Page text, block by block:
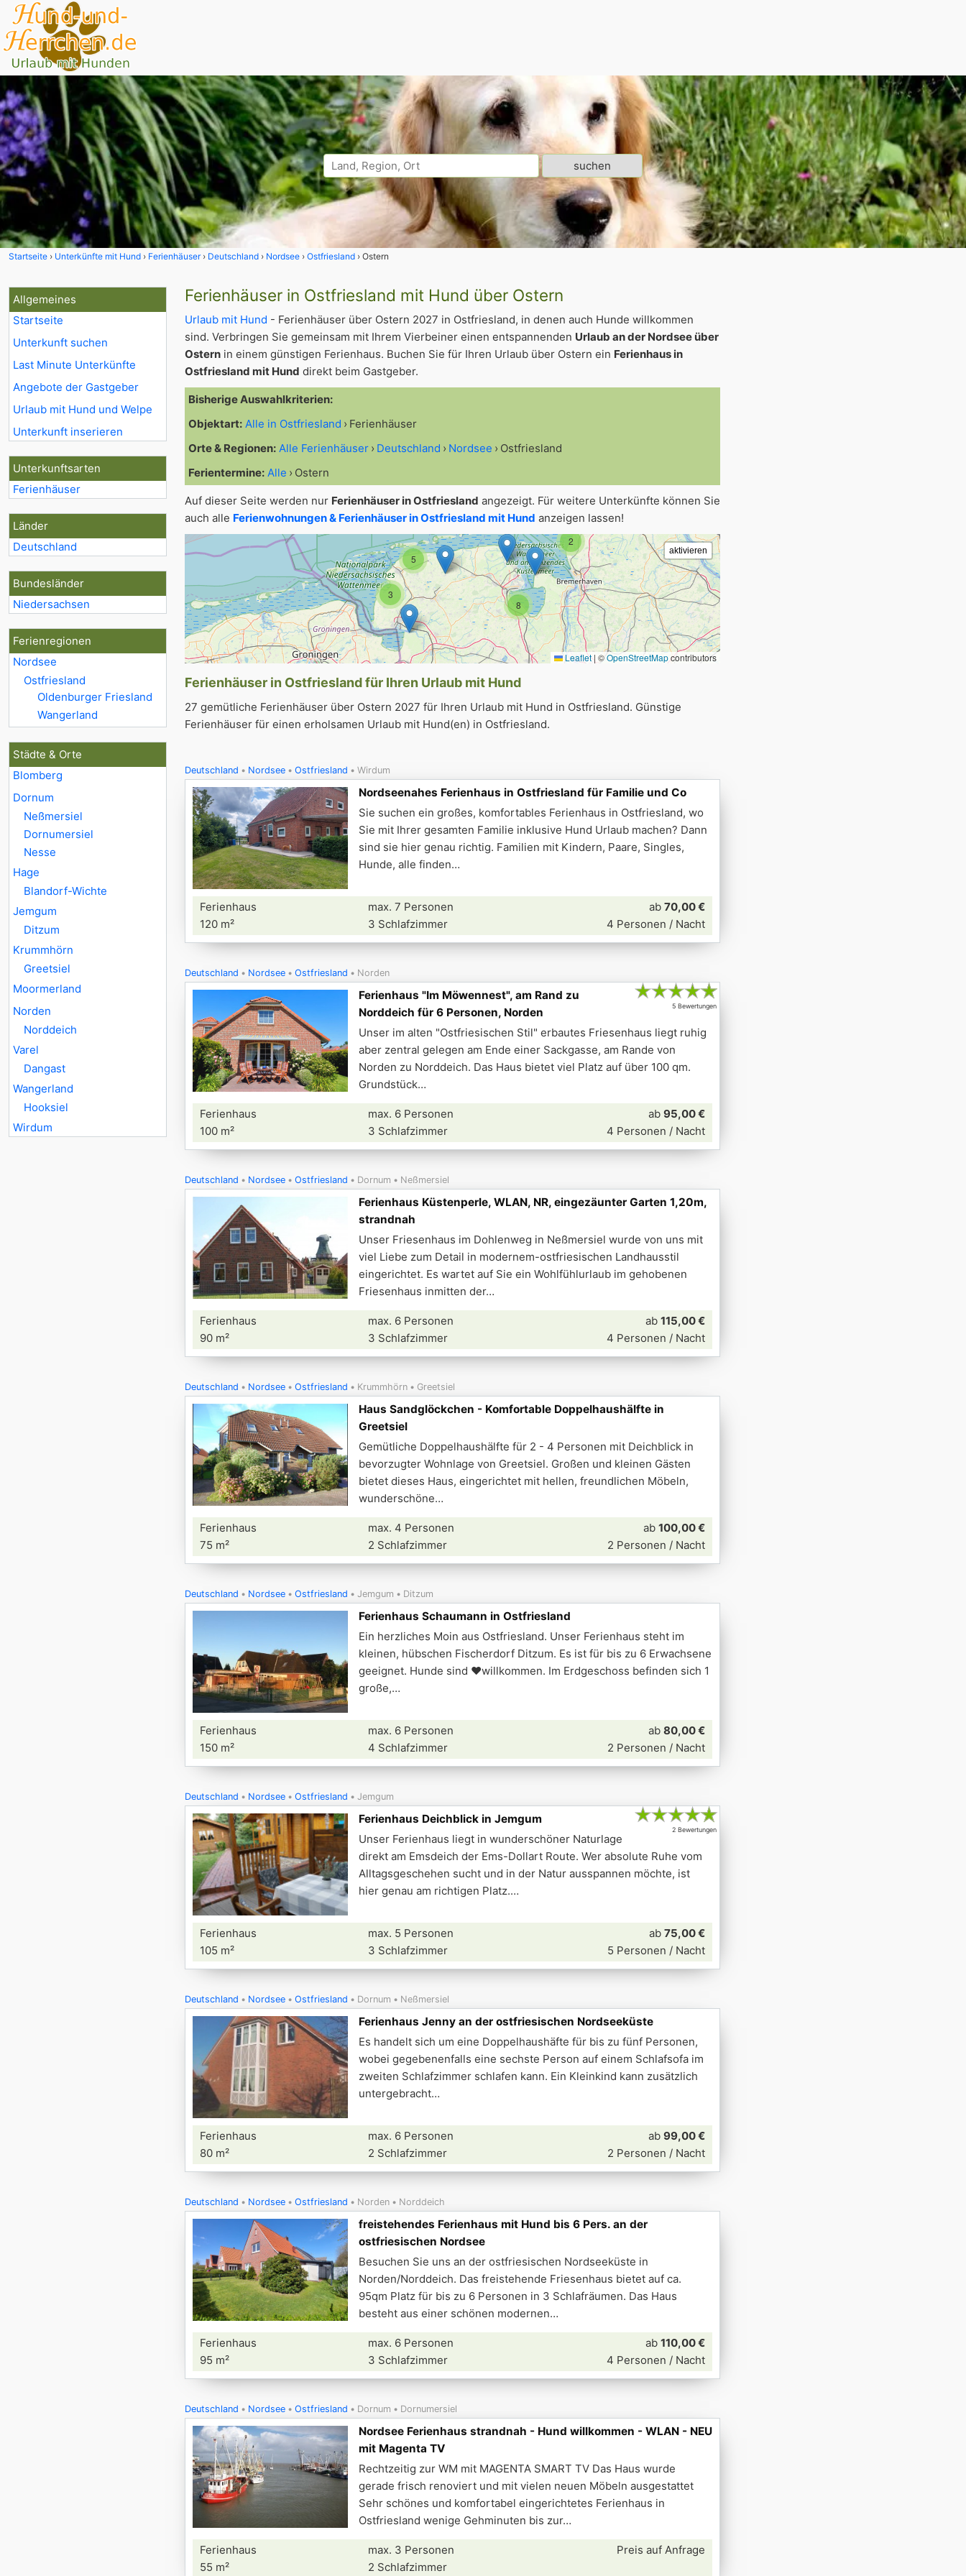
Startseite Unterkünfte mit Hund Ferienhäuser Deutschland Nordsee Ostfriesland Ostern
Allgemeines
Startseite
Unterkunft suchen
Last Minute Unterkünfte
Angebote der Gastgeber
Urlaub mit Hund und Welpe
Unterkunft inserieren
Unterkunftsarten
Ferienhäuser
Länder
Deutschland
Bundesländer
Niedersachsen
Ferienregionen
Nordsee
Ostfriesland
Oldenburger Friesland
Wangerland
Städte & Orte
Blomberg
Dornum
Neßmersiel
Dornumersiel
Nesse
Hage
Blandorf-Wichte
Jemgum
Ditzum
Krummhörn
Greetsiel
Moormerland
Norden
Norddeich
Varel
Dangast
Wangerland
Hooksiel
Wirdum
Ferienhäuser in Ostfriesland mit Hund über Ostern
Urlaub mit Hund - Ferienhäuser über Ostern 2027 in Ostfriesland, in denen auch Hunde willkommen
sind. Verbringen Sie gemeinsam mit Ihrem Vierbeiner einen entspannenden Urlaub an der Nordsee über
Ostern in einem günstigen Ferienhaus. Buchen Sie für Ihren Urlaub über Ostern ein Ferienhaus in
Ostfriesland mit Hund direkt beim Gastgeber.
Bisherige Auswahlkriterien:
Objektart: Alle in Ostfriesland
Ferienhäuser
Orte & Regionen: Alle Ferienhäuser Deutschland Nordsee
Ostfriesland
Ferientermine: Alle Ostern
Auf dieser Seite werden nur Ferienhäuser in Ostfriesland angezeigt. Für weitere Unterkünfte können Sie
auch alle Ferienwohnungen & Ferienhäuser in Ostfriesland mit Hund anzeigen lassen!
2
8
3
5
Leaflet | ©OpenStreetMapcontributors
Ferienhäuser in Ostfriesland für Ihren Urlaub mit Hund
27 gemütliche Ferienhäuser über Ostern 2027 für Ihren Urlaub mit Hund in Ostfriesland. Günstige
Ferienhäuser für einen erholsamen Urlaub mit Hund(en) in Ostfriesland.
Deutschland Nordsee Ostfriesland Wirdum
Nordseenahes Ferienhaus in Ostfriesland für Familie und Co
Sie suchen ein großes, komfortables Ferienhaus in Ostfriesland, wo
Sie mit Ihrer gesamten Familie inklusive Hund Urlaub machen? Dann
sind sie hier genau richtig. Familien mit Kindern, Paare, Singles,
Hunde, alle finden
Ferienhaus
120 m²
max. 7 Personen
3 Schlafzimmer
ab 70,00 €
4 Personen / Nacht
Deutschland Nordsee Ostfriesland Norden
★★★★★
5 Bewertungen
Ferienhaus "Im Möwennest", am Rand zu
Norddeich für 6 Personen, Norden
Unser im alten "Ostfriesischen Stil" erbautes Friesenhaus liegt ruhig
aber zentral gelegen am Ende einer Sackgasse, am Rande von
Norden zu Norddeich. Das Haus bietet viel Platz auf über 100 qm.
Grundstück
Ferienhaus
100 m²
max. 6 Personen
3 Schlafzimmer
ab 95,00 €
4 Personen / Nacht
Deutschland Nordsee Ostfriesland Dornum Neßmersiel
Ferienhaus Küstenperle, WLAN, NR, eingezäunter Garten 1,20m,
strandnah
Unser Friesenhaus im Dohlenweg in Neßmersiel wurde von uns mit
viel Liebe zum Detail in modernem-ostfriesischen Landhausstil
eingerichtet. Es wartet auf Sie ein Wohlfühlurlaub im gehobenen
Friesenhaus inmitten der
Ferienhaus
90 m²
max. 6 Personen
3 Schlafzimmer
ab 115,00 €
4 Personen / Nacht
Deutschland Nordsee Ostfriesland Krummhörn Greetsiel
Haus Sandglöckchen - Komfortable Doppelhaushälfte in
Greetsiel
Gemütliche Doppelhaushälfte für 2 - 4 Personen mit Deichblick in
bevorzugter Wohnlage von Greetsiel. Großen und kleinen Gästen
bietet dieses Haus, eingerichtet mit hellen, freundlichen Möbeln,
wunderschöne
Ferienhaus
75 m²
max. 4 Personen
2 Schlafzimmer
ab 100,00 €
2 Personen / Nacht
Deutschland Nordsee Ostfriesland Jemgum Ditzum
Ferienhaus Schaumann in Ostfriesland
Ein herzliches Moin aus Ostfriesland. Unser Ferienhaus steht im
kleinen, hübschen Fischerdorf Ditzum. Es ist für bis zu 6 Erwachsene
geeignet. Hunde sind ❤willkommen. Im Erdgeschoss befinden sich 1
große,
Ferienhaus
150 m²
max. 6 Personen
4 Schlafzimmer
ab 80,00 €
2 Personen / Nacht
Deutschland Nordsee Ostfriesland Jemgum
★★★★★
2 Bewertungen
Ferienhaus Deichblick in Jemgum
Unser Ferienhaus liegt in wunderschöner Naturlage
direkt am Emsdeich der Ems-Dollart Route. Wer absolute Ruhe vom
Alltagsgeschehen sucht und in der Natur ausspannen möchte, ist
hier genau am richtigen Platz.
Ferienhaus
105 m²
max. 5 Personen
3 Schlafzimmer
ab 75,00 €
5 Personen / Nacht
Deutschland Nordsee Ostfriesland Dornum Neßmersiel
Ferienhaus Jenny an der ostfriesischen Nordseeküste
Es handelt sich um eine Doppelhaushäfte für bis zu fünf Personen,
wobei gegebenenfalls eine sechste Person auf einem Schlafsofa im
zweiten Schlafzimmer schlafen kann. Ein Kleinkind kann zusätzlich
untergebracht
Ferienhaus
80 m²
max. 6 Personen
2 Schlafzimmer
ab 99,00 €
2 Personen / Nacht
Deutschland Nordsee Ostfriesland Norden Norddeich
freistehendes Ferienhaus mit Hund bis 6 Pers. an der
ostfriesischen Nordsee
Besuchen Sie uns an der ostfriesischen Nordseeküste in
Norden/Norddeich. Das freistehende Friesenhaus bietet auf ca.
95qm Platz für bis zu 6 Personen in 3 Schlafräumen. Das Haus
besteht aus einer schönen modernen
Ferienhaus
95 m²
max. 6 Personen
3 Schlafzimmer
ab 110,00 €
4 Personen / Nacht
Deutschland Nordsee Ostfriesland Dornum Dornumersiel
Nordsee Ferienhaus strandnah - Hund willkommen - WLAN - NEU
mit Magenta TV
Rechtzeitig zur WM mit MAGENTA SMART TV Das Haus wurde
gerade frisch renoviert und mit vielen neuen Möbeln ausgestattet
Sehr schönes und komfortabel eingerichtetes Ferienhaus in
Ostfriesland wenige Gehminuten bis zur
Ferienhaus
55 m²
max. 3 Personen
2 Schlafzimmer
Preis auf Anfrage